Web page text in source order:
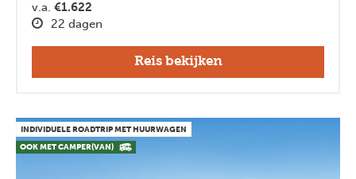
v.a. €1.622
22 dagen
Reis bekijken
INDIVIDUELE ROADTRIP MET HUURWAGEN
OOK MET CAMPER(VAN)